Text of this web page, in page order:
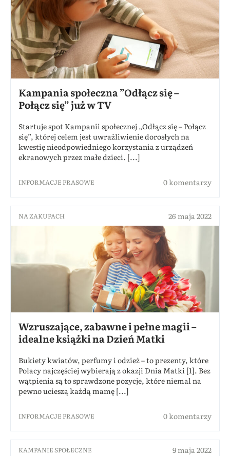
Kampania społeczna ”Odłącz się –
Połącz się” już w TV
Startuje spot Kampanii społecznej „Odłącz się – Połącz
się”, której celem jest uwrażliwienie dorosłych na
kwestię nieodpowiedniego korzystania z urządzeń
ekranowych przez małe dzieci. [...]
INFORMACJE PRASOWE 0 komentarzy
NA ZAKUPACH 26 maja 2022
Wzruszające, zabawne i pełne magii –
idealne książki na Dzień Matki
Bukiety kwiatów, perfumy i odzież – to prezenty, które
Polacy najczęściej wybierają z okazji Dnia Matki [1]. Bez
wątpienia są to sprawdzone pozycje, które niemal na
pewno ucieszą każdą mamę [...]
INFORMACJE PRASOWE 0 komentarzy
KAMPANIE SPOŁECZNE 9 maja 2022